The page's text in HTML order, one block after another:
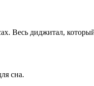
Весь диджитал,
сна.